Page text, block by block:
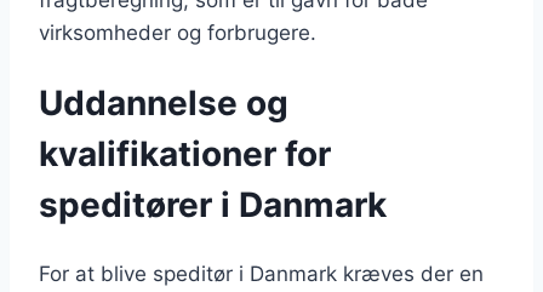
virksomheder og forbrugere.
Uddannelse og
kvalifikationer for
speditører i Danmark
For at blive speditør i Danmark kræves der en